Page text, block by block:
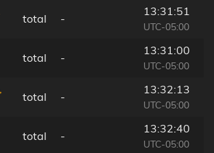
total -
13:31:51
UTC-05:00
total -
13:31:00
UTC-05:00
total -
13:32:13
UTC-05:00
total -
13:32:40
UTC-05:00